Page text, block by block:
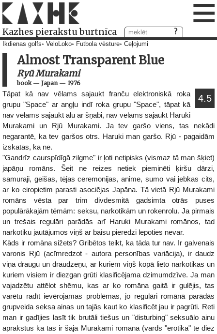
Kazhes pierakstu burtnīca ≡
Ikdienas golfs VeloLoko Futbola vēsture Ceļojumi
Almost Transparent Blue
Ryū Murakami
book— Japan— 1976
4.5
Tāpat kā nav vēlams sajaukt franču elektroniskā roka
grupu "Space" ar angļu indī roka grupu "Space", tāpat kā
nav vēlams sajaukt alu ar šņabi, nav vēlams sajaukt Haruki
Murakami un Rjū Murakami. Ja tev garšo viens, tas nekādi
negarantē, ka tev garšos otrs. Haruki man garšo. Rjū - pagaidām
izskatās, ka nē.
"Gandrīz caurspīdīgā zilgme" ir ļoti netipisks (vismaz tā man šķiet)
japāņu romāns. Šeit ne reizes netiek pieminēti ķiršu dārzi,
samuraji, geišas, tējas ceremonijas, anime, sumo vai jebkas cits,
ar ko eiropietim parasti asociējas Japāna. Tā vietā Rjū Murakami
romāns vēsta par trim divdesmitā gadsimta otrās puses
populārākajām tēmām: seksu, narkotikām un rokenrolu. Ja pirmais
un trešais regulāri parādās arī Haruki Murakami romānos, tad
narkotiku jautājumos viņš ar baisu pieredzi lepoties nevar.
Kāds ir romāna sižets? Gribētos teikt, ka tāda tur nav. Ir galvenais
varonis Rjū (acīmredzot - autora personības variācija), ir daudz
viņa draugu un draudzeņu, ar kuriem viņš kopā lieto narkotikas un
kuriem visiem ir diezgan grūti klasificējama dzimumdzīve. Ja man
vajadzētu attēlot shēmu, kas ar ko romāna gaitā ir gulējis, tas
varētu radīt ievērojamas problēmas, jo regulāri romānā parādās
grupveida seksa ainas un tajās kaut ko klasificēt jau ir pagrūti. Reti
man ir gadījies lasīt tik brutāli tiešus un "disturbing" seksuālo ainu
aprakstus kā tas ir šajā Murakami romānā (vārds "erotika" te diez